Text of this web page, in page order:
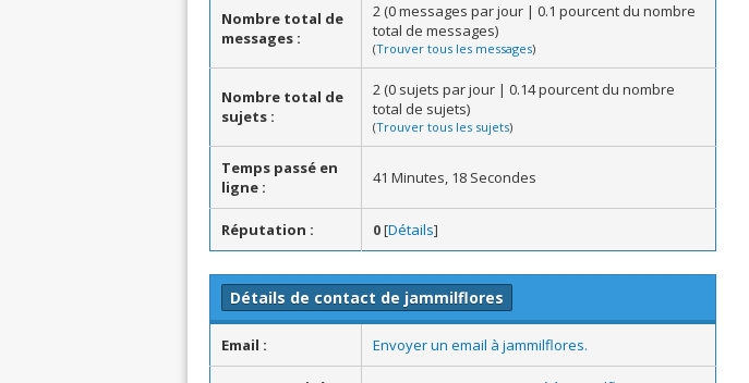
Nombre total de
messages :
2 (0 messages par jour | 0.1 pourcent du nombre
total de messages)
(Trouver tous les messages)
Nombre total de
sujets :
2 (0 sujets par jour | 0.14 pourcent du nombre
total de sujets)
(Trouver tous les sujets)
Temps passé en
ligne :
41 Minutes, 18 Secondes
Réputation : 0[Détails]
Détails de contact de jammilflores
Email : Envoyer un email à jammilflores.